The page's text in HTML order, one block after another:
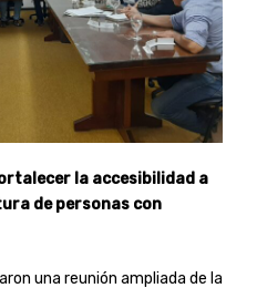
la accesibilidad a
de personas con
una reunión ampliada de la